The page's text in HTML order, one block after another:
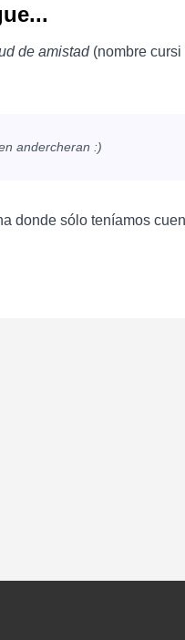
de amistad(nombre cursi
andercheran :)
donde sólo teníamos